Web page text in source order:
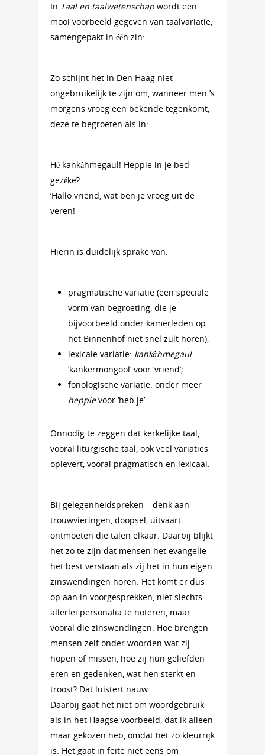
In Taal en taalwetenschap wordt een
mooi voorbeeld gegeven van taalvariatie,
samengepakt in één zin:
Zo schijnt het in Den Haag niet
ongebruikelijk te zijn om, wanneer men ’s
morgens vroeg een bekende tegenkomt,
deze te begroeten als in:
Hé kankâhmegaul! Heppie in je bed
gezéke?
‘Hallo vriend, wat ben je vroeg uit de
veren!
Hierin is duidelijk sprake van:
pragmatische variatie (een speciale
vorm van begroeting, die je
bijvoorbeeld onder kamerleden op
het Binnenhof niet snel zult horen);
lexicale variatie: kankâhmegaul
‘kankermongool’ voor ‘vriend’;
fonologische variatie: onder meer
heppievoor ‘heb je’.
Onnodig te zeggen dat kerkelijke taal,
vooral liturgische taal, ook veel variaties
oplevert, vooral pragmatisch en lexicaal.
Bij gelegenheidspreken – denk aan
trouwvieringen, doopsel, uitvaart –
ontmoeten die talen elkaar. Daarbij blijkt
het zo te zijn dat mensen het evangelie
het best verstaan als zij het in hun eigen
zinswendingen horen. Het komt er dus
op aan in voorgesprekken, niet slechts
allerlei personalia te noteren, maar
vooral die zinswendingen. Hoe brengen
mensen zelf onder woorden wat zij
hopen of missen, hoe zij hun geliefden
eren en gedenken, wat hen sterkt en
troost? Dat luistert nauw.
Daarbij gaat het niet om woordgebruik
als in het Haagse voorbeeld, dat ik alleen
maar gekozen heb, omdat het zo kleurrijk
is. Het gaat in feite niet eens om